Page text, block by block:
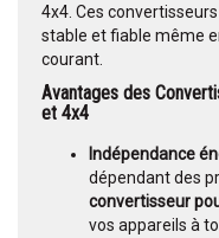
4x4. Ces
stable et fiable même
courant.
Avantages des
et 4x4
Indépendance
dépendant des
convertisseur
vos appareils à